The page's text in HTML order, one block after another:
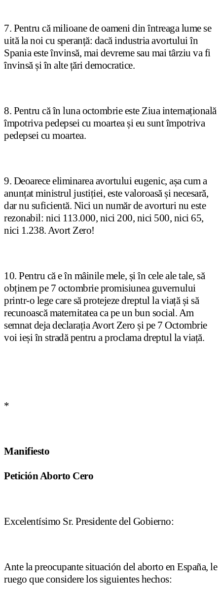
7. Pentru că milioane de oameni din întreaga lume se
uită la noi cu speranță: dacă industria avortului în
Spania este învinsă, mai devreme sau mai târziu va fi
învinsă și în alte țări democratice.
8. Pentru că în luna octombrie este Ziua internațională
împotriva pedepsei cu moartea și eu sunt împotriva
pedepsei cu moartea.
9. Deoarece eliminarea avortului eugenic, așa cum a
anunțat ministrul justiției, este valoroasă și necesară,
dar nu suficientă. Nici un număr de avorturi nu este
rezonabil: nici 113.000, nici 200, nici 500, nici 65,
nici 1.238. Avort Zero!
10. Pentru că e în mâinile mele, și în cele ale tale, să
obținem pe 7 octombrie promisiunea guvernului
printr-o lege care să protejeze dreptul la viață și să
recunoască maternitatea ca pe un bun social. Am
semnat deja declarația Avort Zero și pe 7 Octombrie
voi ieși în stradă pentru a proclama dreptul la viață.
*
Manifiesto
Petición Aborto Cero
Excelentísimo Sr. Presidente del Gobierno:
Ante la preocupante situación del aborto en España, le
ruego que considere los siguientes hechos: